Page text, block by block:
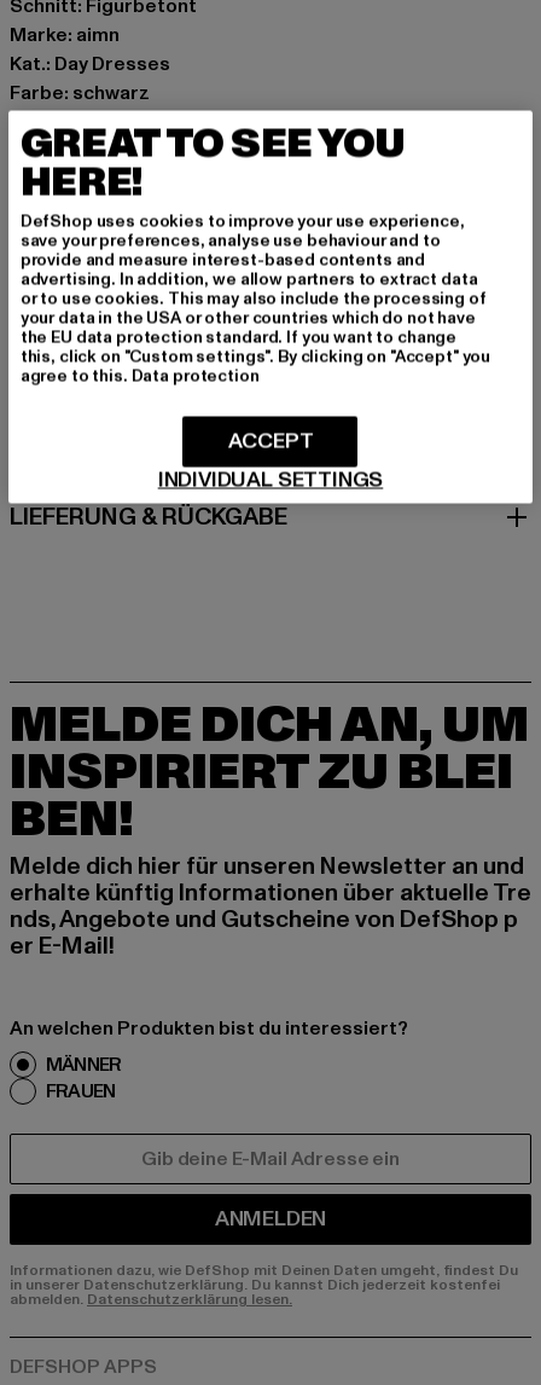
Schnitt: Figurbetont
Marke: aimn
Kat.: Day Dresses
Farbe: schwarz
Hersteller Farbe: chocolate
Materialzusammensetzung: 96% Baumwolle, 4%
Elasthan
Art.Nr: 24040268-00893
Hersteller: Urban Styles Agency GmbH & Co. KG |
agentur@urbanstylesagency.com
Schanzenstraße 41 | 51063 Köln | DE
GRÖSSE & PASSFORM
PFLEGEHINWEISE
LIEFERUNG & RÜCKGABE
MELDE DICH AN, UM
INSPIRIERT ZU BLEI
BEN!
Melde dich hier für unseren Newsletter an und
erhalte künftig Informationen über aktuelle Tre
nds, Angebote und Gutscheine von DefShop p
er E-Mail!
An welchen Produkten bist du interessiert?
MÄNNER
FRAUEN
ANMELDEN
Informationen dazu, wie DefShop mit Deinen Daten umgeht, findest Du
in unserer Datenschutzerklärung. Du kannst Dich jederzeit kostenfei
abmelden. Datenschutzerklärung lesen.
GREAT TO SEE YOU
HERE!
DefShop uses cookies to improve your use experience,
save your preferences, analyse use behaviour and to
provide and measure interest-based contents and
advertising. In addition, we allow partners to extract data
or to use cookies. This may also include the processing of
your data in the USA or other countries which do not have
the EU data protection standard. If you want to change
this, click on "Custom settings". By clicking on "Accept" you
agree to this. Data protection
INDIVIDUAL SETTINGS
ACCEPT